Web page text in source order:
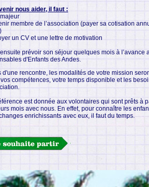
nous aider, il faut :
membre de l’association (payer sa cotisation
un CV et une lettre de motivation
ensuite prévoir son séjour quelques mois à l’avance
d'Enfants des Andes.
d'une rencontre, les modalités de votre mission
compétences, votre temps disponible et les
est donnée aux volontaires qui sont prêts à
mois avec nous. En effet, pour connaître les
enrichissants avec eux, il faut du temps.